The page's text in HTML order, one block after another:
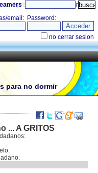
it probably will» directorio
para no dormir
... A GRITOS